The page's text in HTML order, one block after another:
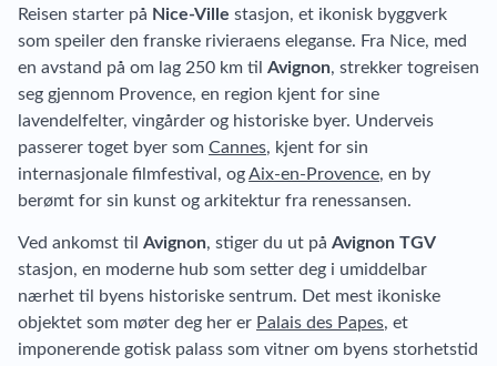
Reisen starter på Nice-Ville stasjon, et ikonisk byggverk
som speiler den franske rivieraens eleganse. Fra Nice, med
en avstand på om lag 250 km til Avignon, strekker togreisen
seg gjennom Provence, en region kjent for sine
lavendelfelter, vingårder og historiske byer. Underveis
passerer toget byer som Cannes, kjent for sin
internasjonale filmfestival, ogAix-en-Provence, en by
berømt for sin kunst og arkitektur fra renessansen.
Ved ankomst til Avignon, stiger du ut på Avignon TGV
stasjon, en moderne hub som setter deg i umiddelbar
nærhet til byens historiske sentrum. Det mest ikoniske
objektet som møter deg her er Palais des Papes, et
imponerende gotisk palass som vitner om byens storhetstid